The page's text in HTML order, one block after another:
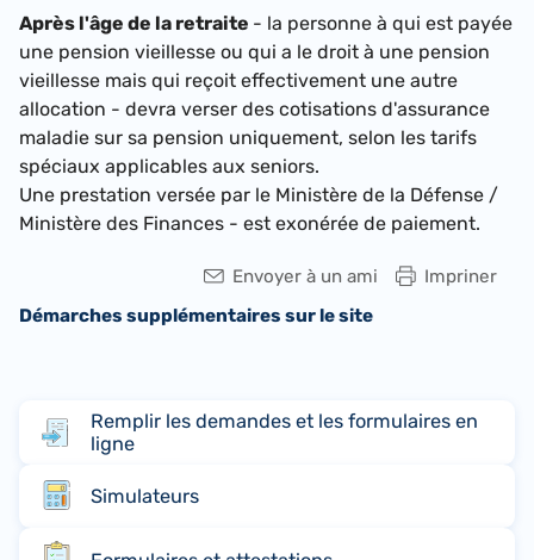
Après l'âge de la retraite - la personne à qui est payée
une pension vieillesse ou qui a le droit à une pension
vieillesse mais qui reçoit effectivement une autre
allocation - devra verser des cotisations d'assurance
maladie sur sa pension uniquement, selon les tarifs
spéciaux applicables aux seniors.
Une prestation versée par le Ministère de la Défense /
Ministère des Finances - est exonérée de paiement.
Impriner
Envoyer à un ami
Démarches supplémentaires sur le site
Remplir les demandes et les formulaires en
ligne
Simulateurs